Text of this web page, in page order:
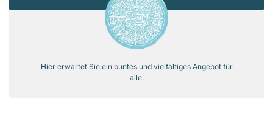
Hier erwartet Sie ein buntes und vielfältiges Angebot für
alle.